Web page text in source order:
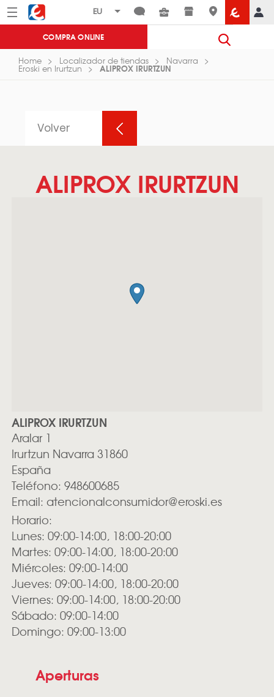
Menú Eroski
COMPRA ONLINE
Home Localizador de tiendas Navarra
Eroski en Irurtzun ALIPROX IRURTZUN
Volver
ALIPROX IRURTZUN
ALIPROX IRURTZUN
Aralar 1
Irurtzun Navarra 31860
España
Teléfono: 948600685
Email: atencionalconsumidor@eroski.es
Horario:
Lunes: 09:00-14:00, 18:00-20:00
Martes: 09:00-14:00, 18:00-20:00
Miércoles: 09:00-14:00
Jueves: 09:00-14:00, 18:00-20:00
Viernes: 09:00-14:00, 18:00-20:00
Sábado: 09:00-14:00
Domingo: 09:00-13:00
Aperturas